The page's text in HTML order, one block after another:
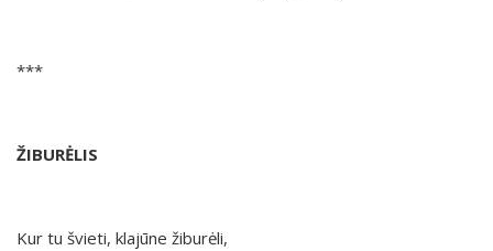
***
ŽIBURĖLIS
Kur tu švieti, klajūne žiburėli,